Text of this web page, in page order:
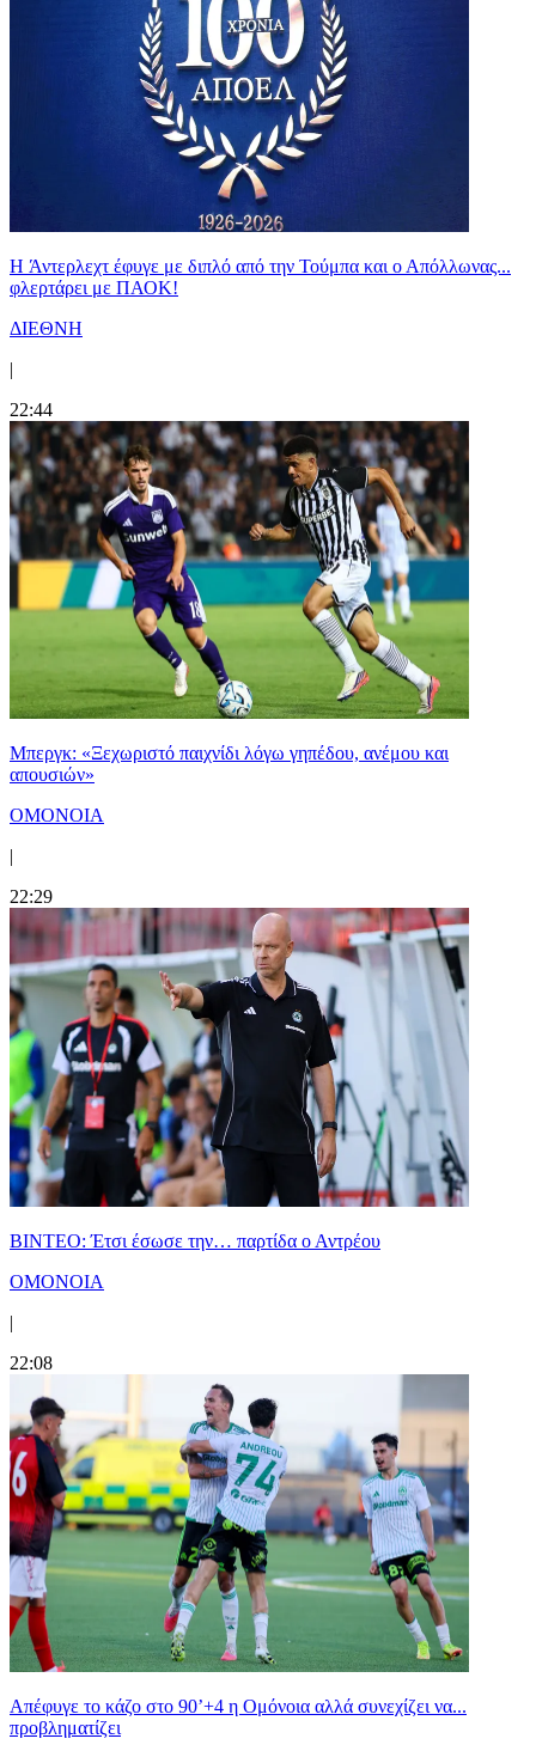
H Άντερλεχτ έφυγε με διπλό από την Τούμπα και ο Απόλλωνας...
φλερτάρει με ΠΑΟΚ!
ΔΙΕΘΝΗ
|
22:44
Μπεργκ: «Ξεχωριστό παιχνίδι λόγω γηπέδου, ανέμου και
απουσιών»
ΟΜΟΝΟΙΑ
|
22:29
ΒΙΝΤΕΟ: Έτσι έσωσε την… παρτίδα ο Αντρέου
ΟΜΟΝΟΙΑ
|
22:08
Απέφυγε το κάζο στο 90’+4 η Ομόνοια αλλά συνεχίζει να...
προβληματίζει